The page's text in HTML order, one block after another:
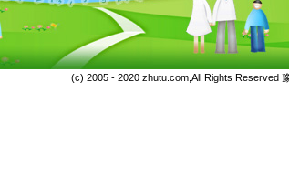
(c) 2005 - 2020 zhutu.com,All Rights Reserved